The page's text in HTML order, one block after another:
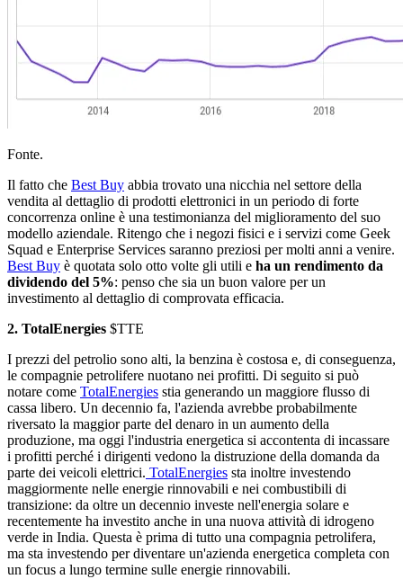
Fonte.
Il fatto che Best Buy abbia trovato una nicchia nel settore della
vendita al dettaglio di prodotti elettronici in un periodo di forte
concorrenza online è una testimonianza del miglioramento del suo
modello aziendale. Ritengo che i negozi fisici e i servizi come Geek
Squad e Enterprise Services saranno preziosi per molti anni a venire.
Best Buy è quotata solo otto volte gli utili e ha un rendimento da
dividendo del 5%: penso che sia un buon valore per un
investimento al dettaglio di comprovata efficacia.
2. TotalEnergies $TTE
I prezzi del petrolio sono alti, la benzina è costosa e, di conseguenza,
le compagnie petrolifere nuotano nei profitti. Di seguito si può
notare come TotalEnergies stia generando un maggiore flusso di
cassa libero. Un decennio fa, l'azienda avrebbe probabilmente
riversato la maggior parte del denaro in un aumento della
produzione, ma oggi l'industria energetica si accontenta di incassare
i profitti perché i dirigenti vedono la distruzione della domanda da
parte dei veicoli elettrici. TotalEnergies sta inoltre investendo
maggiormente nelle energie rinnovabili e nei combustibili di
transizione: da oltre un decennio investe nell'energia solare e
recentemente ha investito anche in una nuova attività di idrogeno
verde in India. Questa è prima di tutto una compagnia petrolifera,
ma sta investendo per diventare un'azienda energetica completa con
un focus a lungo termine sulle energie rinnovabili.